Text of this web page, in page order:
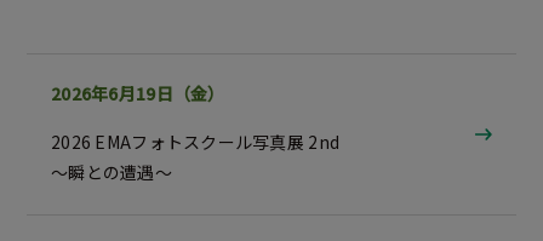
2026年6月19日（金）
2026 EMAフォトスクール写真展 2nd
～瞬との遭遇～